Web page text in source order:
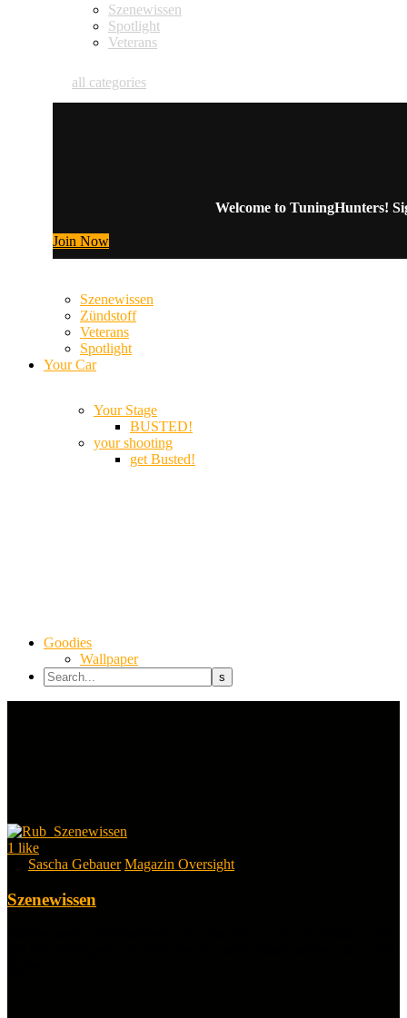
Szenewissen
Spotlight
Veterans
all categories
Welcome to TuningHunters!
Join Now
Szenewissen
Zündstoff
Veterans
Spotlight
Your Car
Your Stage
BUSTED!
your shooting
get Busted!
Goodies
Wallpaper
1 like
Sascha Gebauer Magazin Oversight
Szenewissen